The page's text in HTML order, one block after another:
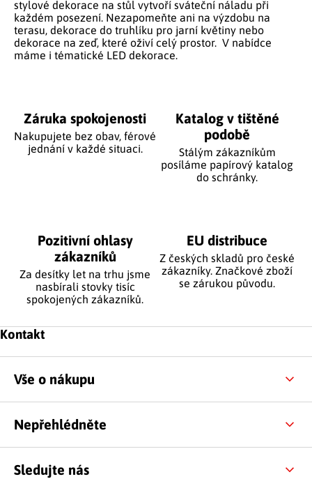
stylové dekorace na stůl vytvoří sváteční náladu při
každém posezení. Nezapomeňte ani na výzdobu na
terasu, dekorace do truhlíku pro jarní květiny nebo
dekorace na zeď, které oživí celý prostor. V nabídce
máme i tématické LED dekorace.
Záruka spokojenosti
Nakupujete bez obav, férové
jednání v každé situaci.
Katalog v tištěné
podobě
Stálým zákazníkům
posíláme papírový katalog
do schránky.
Pozitivní ohlasy
zákazníků
Za desítky let na trhu jsme
nasbírali stovky tisíc
spokojených zákazníků.
EU distribuce
Z českých skladů pro české
zákazníky. Značkové zboží
se zárukou původu.
Zápatí
Kontakt
Vše o nákupu
Nepřehlédněte
Sledujte nás